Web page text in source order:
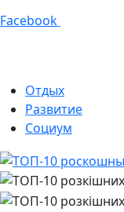
Facebook
Отдых
Развитие
Социум